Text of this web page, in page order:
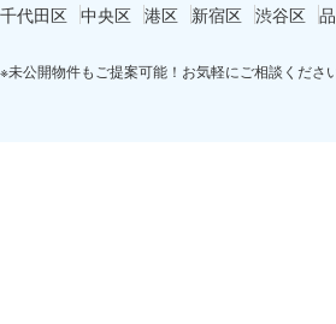
千代田区 中央区 港区 新宿区 渋谷区
※未公開物件もご提案可能！お気軽にご相談くだ